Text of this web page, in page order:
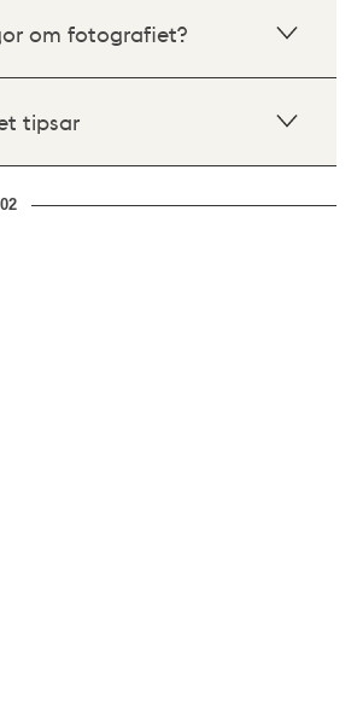
om fotografiet?
tipsar